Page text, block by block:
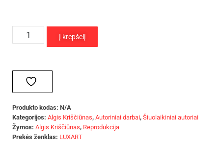
Į krepšelį
Produkto kodas: N/A
Kategorijos: Algis Kriščiūnas, Autoriniai darbai, Šiuolaikiniai autoriai
Žymos: Algis Kriščiūnas, Reprodukcija
Prekės ženklas: LUXART